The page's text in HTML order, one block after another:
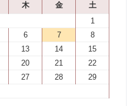
木 金
土
1
6 7
8
13 14
15
20 21
22
27 28
29